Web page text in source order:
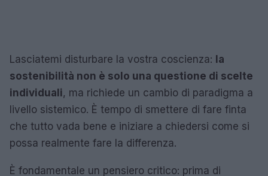
Lasciatemi disturbare la vostra coscienza: la
sostenibilità non è solo una questione di scelte
individuali, ma richiede un cambio di paradigma a
livello sistemico. È tempo di smettere di fare finta
che tutto vada bene e iniziare a chiedersi come si
possa realmente fare la differenza.
È fondamentale un pensiero critico: prima di